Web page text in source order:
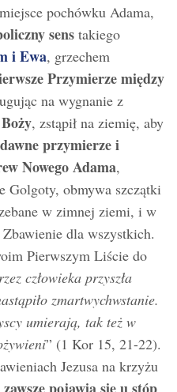
pochówku Adama,
sens takiego
i Ewa, grzechem
Przymierze między
na wygnanie z
, zstąpił na ziemię, aby
przymierze i
Nowego Adama,
Golgoty, obmywa szczątki
w zimnej ziemi, i w
dla wszystkich.
Pierwszym Liście do
człowieka przyszła
zmartwychwstanie.
umierają, tak też w
” (1 Kor 15, 21-22).
Jezusa na krzyżu
pojawia się u stóp